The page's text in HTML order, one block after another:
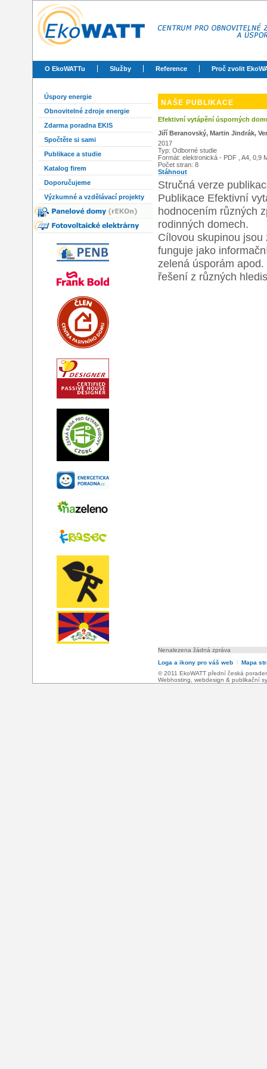
O EkoWATTu Služby Reference Proč zvolit
Úspory energie
Obnovitelné zdroje energie
Zdarma poradna EKIS
Spočtěte si sami
Publikace a studie
Katalog firem
Doporučujeme
Výzkumné a vzdělávací projekty
NAŠE PUBLIKACE
Efektivní vytápění úsporných
Jiří Beranovský, Martin Jindrák,
2017
Typ: Odborné studie
Formát: elektronická - PDF , A4, 0,9
Počet stran: 8
Stáhnout
Stručná verze
Publikace Efektivní
hodnocením různých
rodinných domech.
Cílovou skupinou
funguje jako
zelená úsporám
řešení z různých
Nenalezena žádná zpráva
Loga a ikony pro váš web l Mapa
© 2011 EkoWATT přední česká
Webhosting
webdesign & publikační